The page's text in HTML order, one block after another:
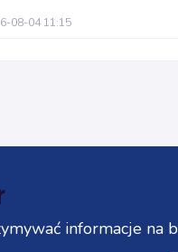
08-04 11:15
informacje na